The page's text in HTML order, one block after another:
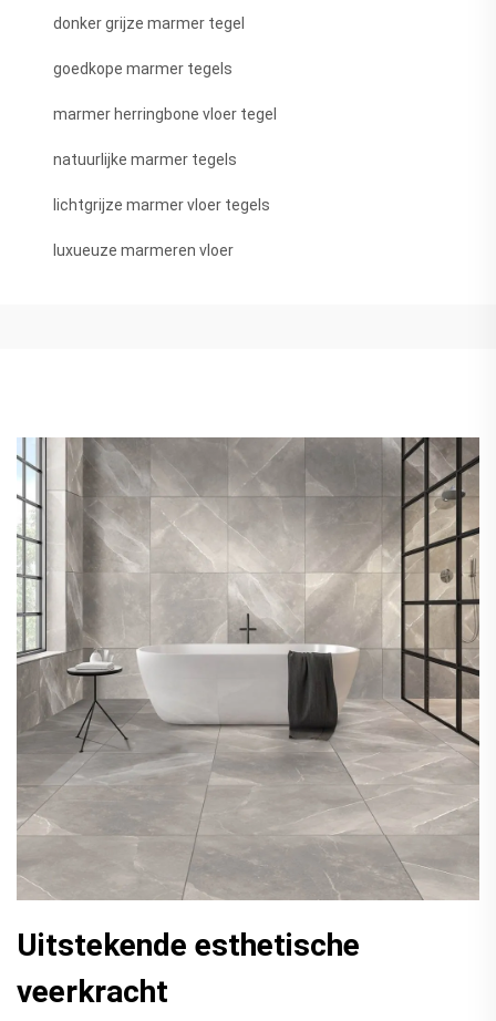
donker grijze marmer tegel
goedkope marmer tegels
marmer herringbone vloer tegel
natuurlijke marmer tegels
lichtgrijze marmer vloer tegels
luxueuze marmeren vloer
Uitstekende esthetische
veerkracht